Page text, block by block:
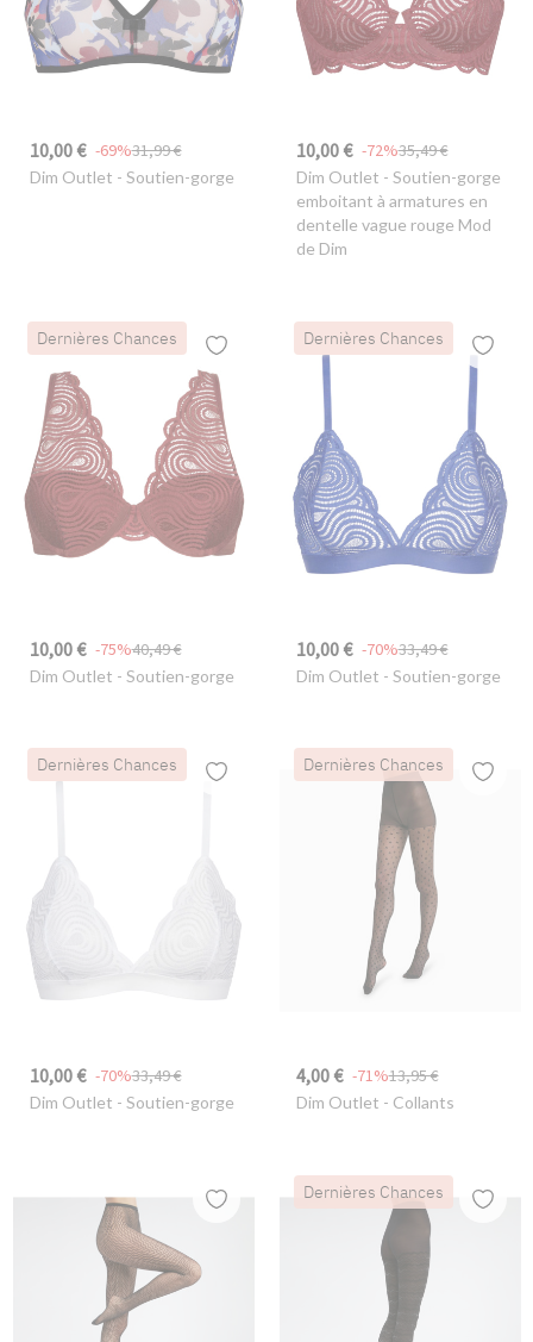
10,00 € 31,99 €
-69%
Dim Outlet - Soutien-gorge
10,00 € 35,49 €
-72%
Dim Outlet - Soutien-gorge
emboitant à armatures en
dentelle vague rouge Mod
de Dim
Dernières Chances
10,00 € 40,49 €
-75%
Dim Outlet - Soutien-gorge
Dernières Chances
10,00 € 33,49 €
-70%
Dim Outlet - Soutien-gorge
Dernières Chances
10,00 € 33,49 €
-70%
Dim Outlet - Soutien-gorge
Dernières Chances
4,00 € 13,95 €
-71%
Dim Outlet - Collants
Dernières Chances